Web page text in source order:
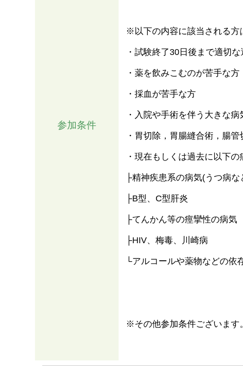
参加条件
※以下の内容に該当される方
・試験終了30日後まで適切
・薬を飲みこむのが苦手な方
・採血が苦手な方
・入院や手術を伴う大きな
・胃切除，胃腸縫合術，腸
・現在もしくは過去に以下
├精神疾患系の病気(うつ病な
├B型、C型肝炎
├てんかん等の痙攣性の病気
├HIV、梅毒、川崎病
└アルコールや薬物などの依
※その他参加条件ございます。